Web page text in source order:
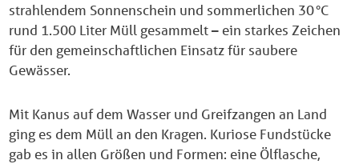
strahlendem Sonnenschein und sommerlichen 30 °C
rund 1.500 Liter Müll gesammelt – ein starkes Zeichen
für den gemeinschaftlichen Einsatz für saubere
Gewässer.
Mit Kanus auf dem Wasser und Greifzangen an Land
ging es dem Müll an den Kragen. Kuriose Fundstücke
gab es in allen Größen und Formen: eine Ölflasche,